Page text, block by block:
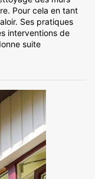
Pour cela en tant
Ses pratiques
interventions de
suite